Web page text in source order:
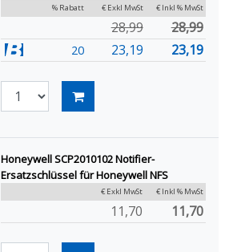
% Rabatt € Exkl MwSt € Inkl % MwSt
28,99 28,99
20 23,19 23,19
Honeywell SCP2010102 Notifier-
Ersatzschlüssel für Honeywell NFS
€ Exkl MwSt € Inkl % MwSt
11,70 11,70